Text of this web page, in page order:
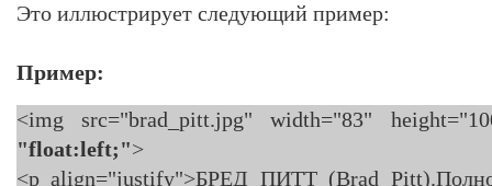
Это иллюстрирует следующий пример:
Пример:
<img src="brad_pitt.jpg" width="83"
"float:left;">
<p align="justify">БРEД ПИТТ (Brad